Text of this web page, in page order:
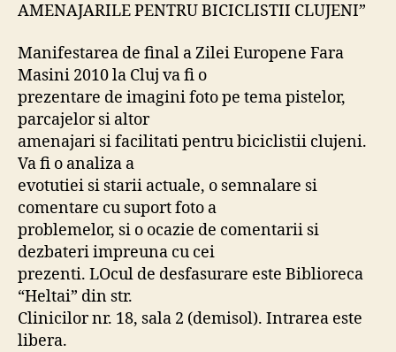
AMENAJARILE PENTRU BICICLISTII CLUJENI”
Manifestarea de final a Zilei Europene Fara
Masini 2010 la Cluj va fi o
prezentare de imagini foto pe tema pistelor,
parcajelor si altor
amenajari si facilitati pentru biciclistii clujeni.
Va fi o analiza a
evotutiei si starii actuale, o semnalare si
comentare cu suport foto a
problemelor, si o ocazie de comentarii si
dezbateri impreuna cu cei
prezenti. LOcul de desfasurare este Biblioreca
“Heltai” din str.
Clinicilor nr. 18, sala 2 (demisol). Intrarea este
libera.